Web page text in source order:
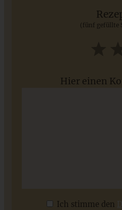
(fünf gefüllte
Hier einen
Ich stimme den